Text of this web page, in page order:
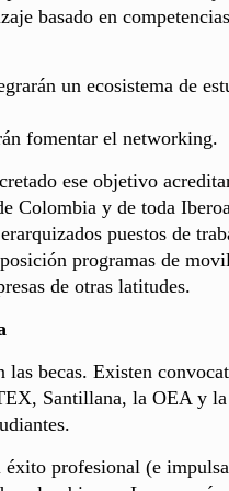
basado en
un ecosistema de
fomentar el networking.
ese objetivo
Colombia y de toda
puestos de
programas de
de otras latitudes.
becas. Existen
Santillana, la OEA y
profesional (e